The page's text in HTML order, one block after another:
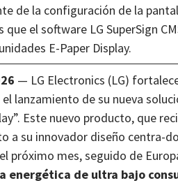
de la configuración de la
el software LG SuperSign
E-Paper Display.
— LG Electronics (LG)
lanzamiento de su nueva
Este nuevo producto, que
a su innovador diseño centra-
próximo mes, seguido de
energética de ultra bajo